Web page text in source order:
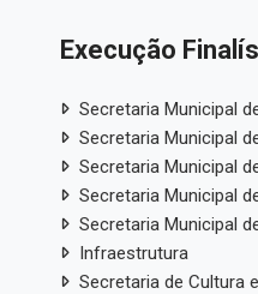
Execução
Secretaria Municipal
Secretaria Municipal
Secretaria Municipal
Secretaria Municipal
Secretaria Municipal
Infraestrutura
Secretaria de Cultura